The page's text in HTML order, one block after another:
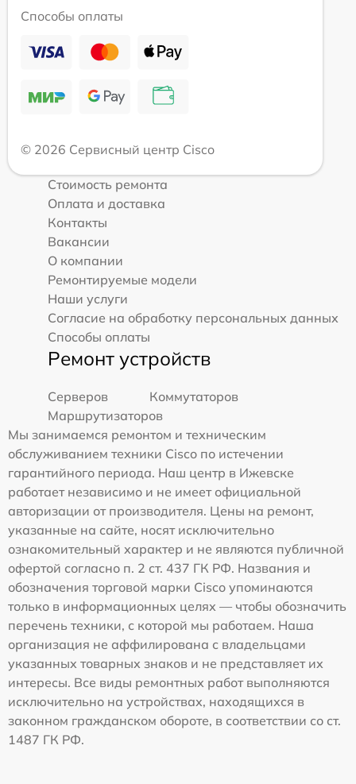
Способы оплаты
© 2026 Сервисный центр Cisco
Стоимость ремонта
Оплата и доставка
Контакты
Вакансии
О компании
Ремонтируемые модели
Наши услуги
Согласие на обработку персональных данных
Способы оплаты
Ремонт устройств
Серверов
Коммутаторов
Маршрутизаторов
Мы занимаемся ремонтом и техническим
обслуживанием техники Cisco по истечении
гарантийного периода. Наш центр в Ижевске
работает независимо и не имеет официальной
авторизации от производителя. Цены на ремонт,
указанные на сайте, носят исключительно
ознакомительный характер и не являются публичной
офертой согласно п. 2 ст. 437 ГК РФ. Названия и
обозначения торговой марки Cisco упоминаются
только в информационных целях — чтобы обозначить
перечень техники, с которой мы работаем. Наша
организация не аффилирована с владельцами
указанных товарных знаков и не представляет их
интересы. Все виды ремонтных работ выполняются
исключительно на устройствах, находящихся в
законном гражданском обороте, в соответствии со ст.
1487 ГК РФ.